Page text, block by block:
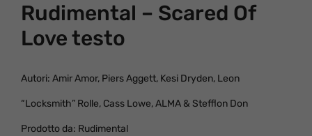
Rudimental – Scared Of
Love testo
Autori: Amir Amor, Piers Aggett, Kesi Dryden, Leon
“Locksmith” Rolle, Cass Lowe, ALMA & Stefflon Don
Prodotto da: Rudimental